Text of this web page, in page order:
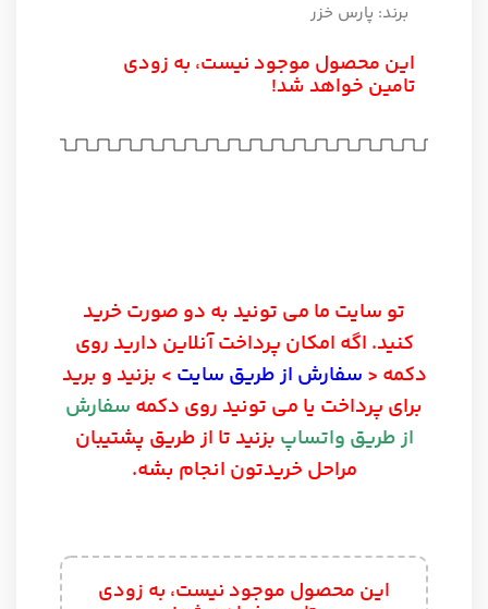
برند: پارس خزر
این محصول موجود نیست، به زودی
تامین خواهد شد!
تو سایت ما می تونید به دو صورت خرید
کنید. اگه امکان پرداخت آنلاین دارید روی
دکمه < سفارش از طریق سایت > بزنید و برید
برای پرداخت یا می تونید روی دکمه سفارش
از طریق واتساپ بزنید تا از طریق پشتیبان
مراحل خریدتون انجام بشه.
این محصول موجود نیست، به زودی